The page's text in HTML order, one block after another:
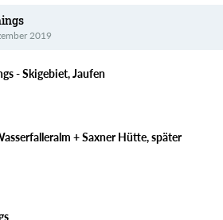
2019
- Skigebiet, Jaufen
+ Saxner Hütte, später